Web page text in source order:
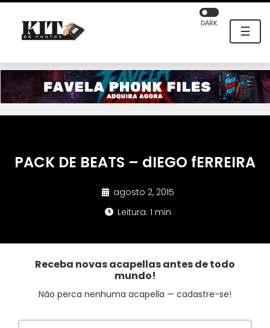
☰
DARK
PACK DE BEATS – dIEGO fERREIRA
agosto 2, 2015
Leitura: 1 min
Receba novas acapellas antes de todo
mundo!
Não perca nenhuma acapella — cadastre-se!